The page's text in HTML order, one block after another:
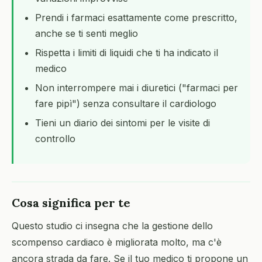
Prendi i farmaci esattamente come prescritto,
anche se ti senti meglio
Rispetta i limiti di liquidi che ti ha indicato il
medico
Non interrompere mai i diuretici ("farmaci per
fare pipì") senza consultare il cardiologo
Tieni un diario dei sintomi per le visite di
controllo
Cosa significa per te
Questo studio ci insegna che la gestione dello
scompenso cardiaco è migliorata molto, ma c'è
ancora strada da fare. Se il tuo medico ti propone un